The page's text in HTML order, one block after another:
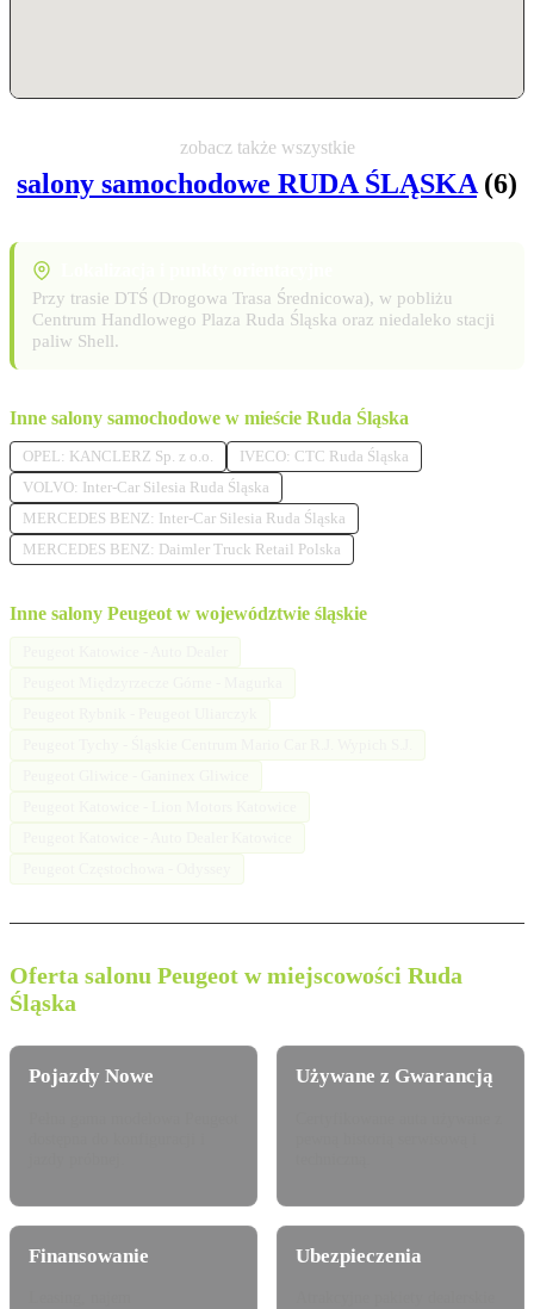
zobacz także wszystkie
salony samochodowe RUDA ŚLĄSKA(6)
Przy trasie DTŚ (Drogowa Trasa Średnicowa), w pobliżu
Centrum Handlowego Plaza Ruda Śląska oraz niedaleko stacji
paliw Shell.
Inne salony samochodowe w mieście Ruda Śląska
OPEL: KANCLERZ Sp. z o.o.
IVECO: CTC Ruda Śląska
VOLVO: Inter-Car Silesia Ruda Śląska
MERCEDES BENZ: Inter-Car Silesia Ruda Śląska
MERCEDES BENZ: Daimler Truck Retail Polska
Inne salony Peugeot w województwie śląskie
Oferta salonu Peugeot w miejscowości Ruda
Śląska
Pojazdy Nowe Używane z Gwarancją
Finansowanie Ubezpieczenia